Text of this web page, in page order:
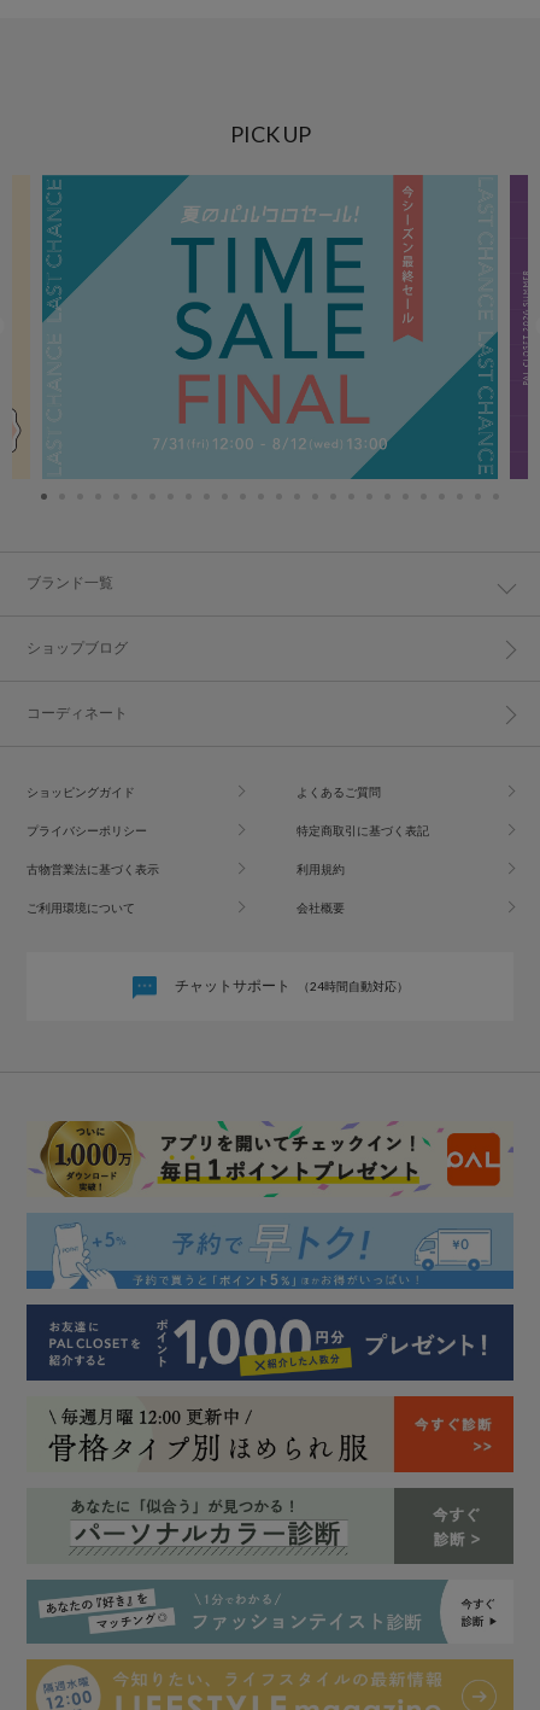
PICK UP
ブランド一覧
ショップブログ
コーディネート
ショッピングガイド よくあるご質問
プライバシーポリシー 特定商取引に基づく表記
古物営業法に基づく表示 利用規約
ご利用環境について 会社概要
チャットサポート （24時間自動対応）